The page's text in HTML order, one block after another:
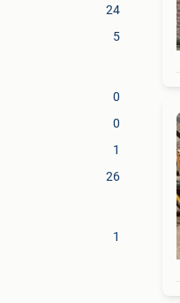
24
5
0
0
1
26
1